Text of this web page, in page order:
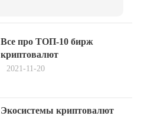
Все про ТОП-10 бирж
криптовалют
2021-11-20
Экосистемы криптовалют